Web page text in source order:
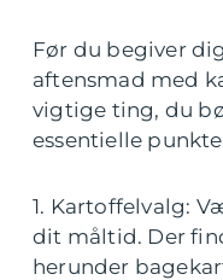
Før du begiver
aftensmad med
vigtige ting, du
essentielle
1. Kartoffelvalg:
dit måltid. Der
herunder